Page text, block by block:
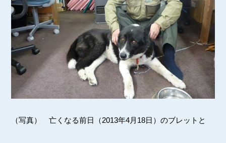
（写真） 亡くなる前日（2013年4月18日）のブレットと